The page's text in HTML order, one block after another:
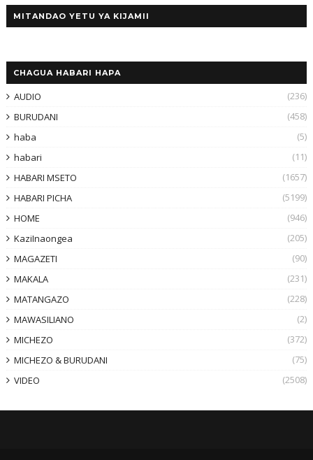
MITANDAO YETU YA KIJAMII
CHAGUA HABARI HAPA
AUDIO
(236)
BURUDANI
(458)
haba
(5)
habari
(11)
HABARI MSETO
(1657)
HABARI PICHA
(5199)
HOME
(946)
KaziInaongea
(205)
MAGAZETI
(90)
MAKALA
(231)
MATANGAZO
(228)
MAWASILIANO
(2)
MICHEZO
(372)
MICHEZO & BURUDANI
(75)
VIDEO
(2508)